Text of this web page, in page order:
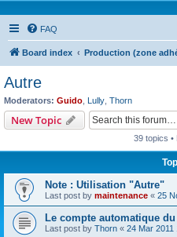
FAQ
Board index Production (zone
Autre
Moderators: Guido Lully Thorn
New Topic
39 topics •
Note : Utilisation "Autre"
Last post by maintenance « 25
Le compte automatique
Last post by Thorn « 24 Mar 2011